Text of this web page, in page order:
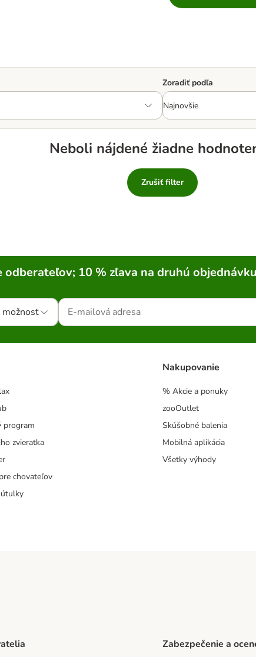
Zoradiť podľa
Neboli nájdené žiadne
Zrušiť filter
10 % zľava na druhú
program
zvieratka
chovateľov
Nakupovanie
% Akcie a ponuky
zooOutlet
Skúšobné balenia
Mobilná aplikácia
Všetky výhody
Zabezpečenie a